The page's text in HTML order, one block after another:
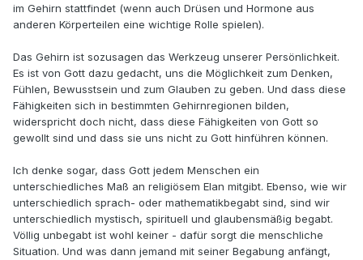
im Gehirn stattfindet (wenn auch Drüsen und Hormone aus
anderen Körperteilen eine wichtige Rolle spielen).
Das Gehirn ist sozusagen das Werkzeug unserer Persönlichkeit.
Es ist von Gott dazu gedacht, uns die Möglichkeit zum Denken,
Fühlen, Bewusstsein und zum Glauben zu geben. Und dass diese
Fähigkeiten sich in bestimmten Gehirnregionen bilden,
widerspricht doch nicht, dass diese Fähigkeiten von Gott so
gewollt sind und dass sie uns nicht zu Gott hinführen können.
Ich denke sogar, dass Gott jedem Menschen ein
unterschiedliches Maß an religiösem Elan mitgibt. Ebenso, wie wir
unterschiedlich sprach- oder mathematikbegabt sind, sind wir
unterschiedlich mystisch, spirituell und glaubensmäßig begabt.
Völlig unbegabt ist wohl keiner - dafür sorgt die menschliche
Situation. Und was dann jemand mit seiner Begabung anfängt,